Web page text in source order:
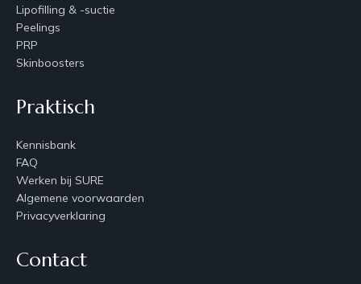
Lipofilling & -suctie
Peelings
PRP
Skinboosters
Praktisch
Kennisbank
FAQ
Werken bij SURE
Algemene voorwaarden
Privacyverklaring
Contact